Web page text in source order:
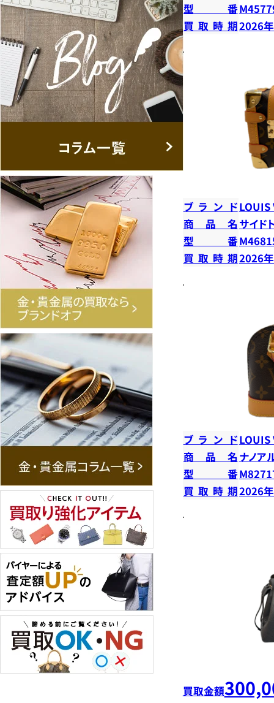
型番
買取時期2026
ブランドLOUIS
商品名 サイド
型番
買取時期2026
ブランドLOUIS
商品名 ナノア
型番
買取時期2026
買取金額